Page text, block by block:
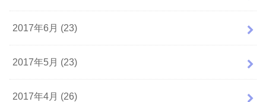
2017年6月 (23)
2017年5月 (23)
2017年4月 (26)